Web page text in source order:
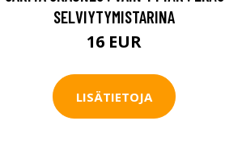
SELVIYTYMISTARINA
16 EUR
LISÄTIETOJA